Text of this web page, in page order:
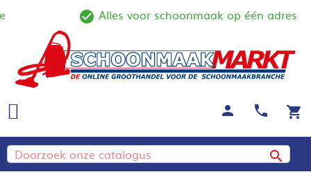
check_circle_outline
Alles voor schoonmaak op één adres
shopping_cart
call
person
